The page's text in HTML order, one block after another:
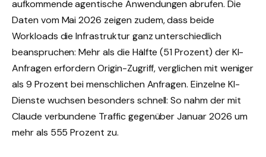
aufkommende agentische Anwendungen abrufen. Die
Daten vom Mai 2026 zeigen zudem, dass beide
Workloads die Infrastruktur ganz unterschiedlich
beanspruchen: Mehr als die Hälfte (51 Prozent) der KI-
Anfragen erfordern Origin-Zugriff, verglichen mit weniger
als 9 Prozent bei menschlichen Anfragen. Einzelne KI-
Dienste wuchsen besonders schnell: So nahm der mit
Claude verbundene Traffic gegenüber Januar 2026 um
mehr als 555 Prozent zu.